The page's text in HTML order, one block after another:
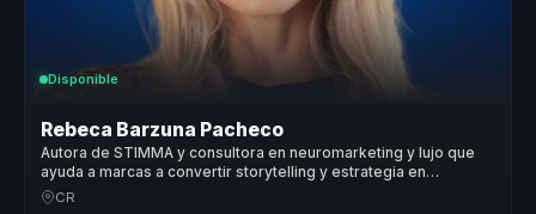
Disponible
Rebeca Barzuna Pacheco
Autora de STIMMA y consultora en neuromarketing y lujo que
ayuda a marcas a convertir storytelling y estrategia en
posicionamiento y ventaja competitiva.
CR